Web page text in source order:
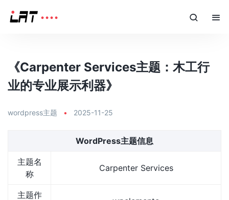
《Carpenter Services主题：木工行
业的专业展示利器》
wordpress主题 • 2025-11-25
WordPress主题信息
主题名
称
Carpenter Services
主题作